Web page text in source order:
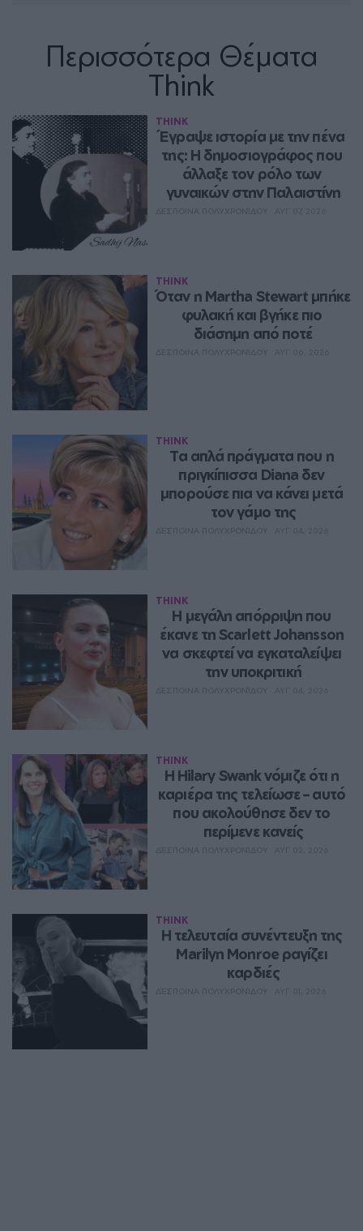
Περισσότερα Θέματα
Think
THINK
Έγραψε ιστορία με την πένα
της: Η δημοσιογράφος που
άλλαξε τον ρόλο των
γυναικών στην Παλαιστίνη
THINK
Όταν η Martha Stewart μπήκε
φυλακή και βγήκε πιο
διάσημη από ποτέ
THINK
Τα απλά πράγματα που η
πριγκίπισσα Diana δεν
μπορούσε πια να κάνει μετά
τον γάμο της
THINK
Η μεγάλη απόρριψη που
έκανε τη Scarlett Johansson
να σκεφτεί να εγκαταλείψει
την υποκριτική
THINK
Η Hilary Swank νόμιζε ότι η
καριέρα της τελείωσε – αυτό
που ακολούθησε δεν το
περίμενε κανείς
THINK
Η τελευταία συνέντευξη της
Marilyn Monroe ραγίζει
καρδιές